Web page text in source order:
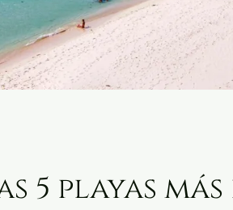
5 playas